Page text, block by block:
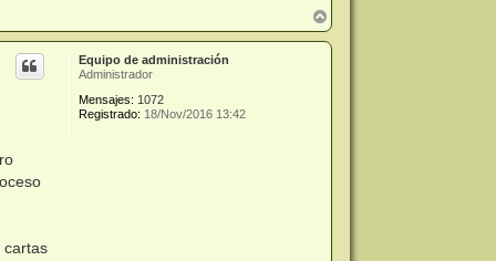
r
r
Equipo de administración
Administrador
Mensajes: 1072
Registrado: 18/Nov/2016 13:42
cartas